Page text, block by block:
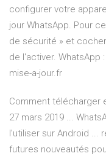
configurer votre
jour WhatsApp. Pour
de sécurité » et
de l'activer.
mise-a-jour.fr
Comment télécharger
27 mars 2019 ...
l'utiliser sur Android ...
futures nouveautés